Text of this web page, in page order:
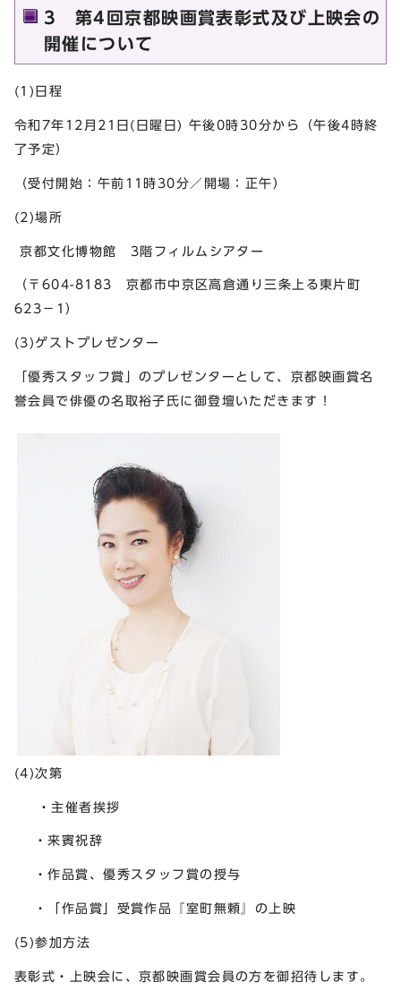
3 第4回京都映画賞表彰式及び上映会の
開催について
(1)日程
令和7年12月21日(日曜日) 午後0時30分から（午後4時終
了予定）
（受付開始：午前11時30分／開場：正午）
(2)場所
京都文化博物館 3階フィルムシアター
（〒604-8183 京都市中京区高倉通り三条上る東片町
623−1）
(3)ゲストプレゼンター
「優秀スタッフ賞」のプレゼンターとして、京都映画賞名
誉会員で俳優の名取裕子氏に御登壇いただきます！
(4)次第
・主催者挨拶
・来賓祝辞
・作品賞、優秀スタッフ賞の授与
・「作品賞」受賞作品『室町無頼』の上映
(5)参加方法
表彰式・上映会に、京都映画賞会員の方を御招待します。